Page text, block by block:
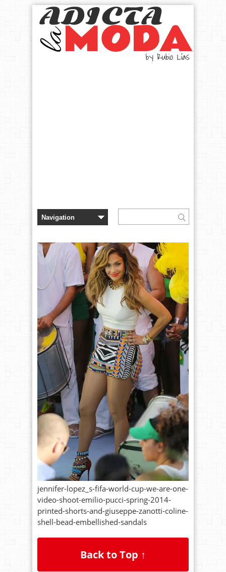
jennifer-lopez_s-fifa-world-cup-we-are-one-
video-shoot-emilio-pucci-spring-2014-
printed-shorts-and-giuseppe-zanotti-coline-
shell-bead-embellished-sandals
Back to Top ↑